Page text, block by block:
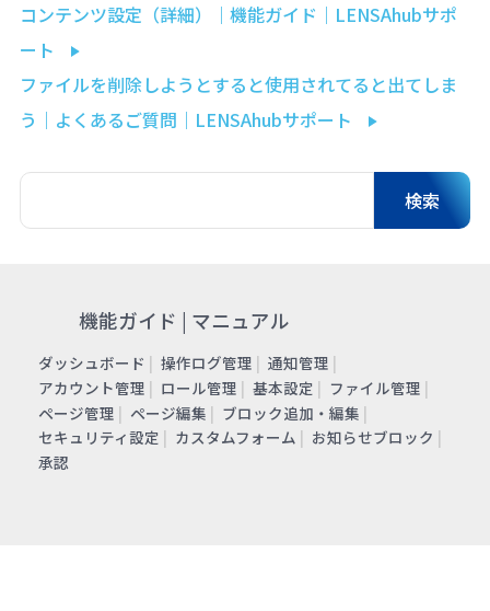
コンテンツ設定（詳細）｜機能ガイド｜LENSAhubサポ
ート
ファイルを削除しようとすると使用されてると出てしま
う｜よくあるご質問｜LENSAhubサポート
機能ガイド | マニュアル
ダッシュボード 操作ログ管理
通知管理
アカウント管理
ロール管理 基本設定
ファイル管理
ページ管理
ページ編集
ブロック追加・編集
セキュリティ設定
カスタムフォーム
お知らせブロック
承認